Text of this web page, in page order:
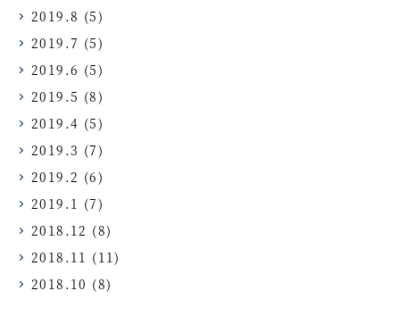
2019.8 (5)
2019.7 (5)
2019.6 (5)
2019.5 (8)
2019.4 (5)
2019.3 (7)
2019.2 (6)
2019.1 (7)
2018.12 (8)
2018.11 (11)
2018.10 (8)